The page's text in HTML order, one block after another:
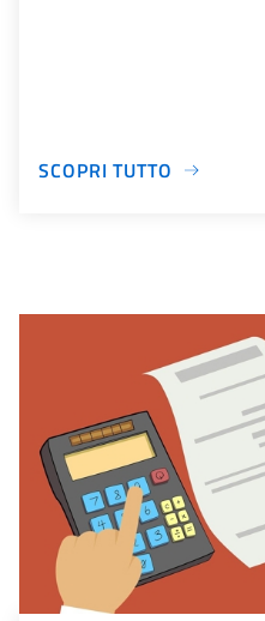
SCOPRI TUTTO